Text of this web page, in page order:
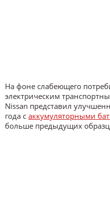
На фоне слабеющего
электрическим
Nissan представил
года с аккумуляторными
больше предыдущих